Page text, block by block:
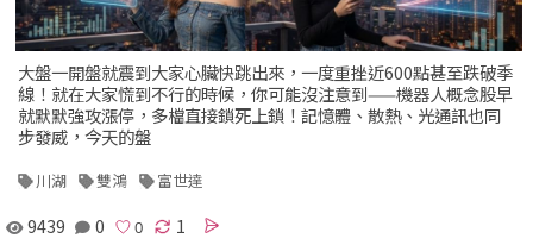
大盤一開盤就震到大家心臟快跳出來，一度重挫近600點甚至跌破季
線！就在大家慌到不行的時候，你可能沒注意到——機器人概念股早
就默默強攻漲停，多檔直接鎖死上鎖！記憶體、散熱、光通訊也同
步發威，今天的盤
川湖 雙鴻 富世達
9439 0 1